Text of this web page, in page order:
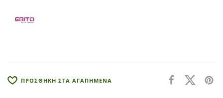
:
ΠΡΟΣΘΗΚΗ ΣΤΑ ΑΓΑΠΗΜΕΝΑ